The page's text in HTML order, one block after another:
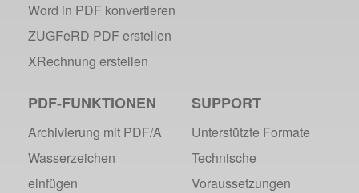
Word in PDF konvertieren
ZUGFeRD PDF erstellen
XRechnung erstellen
PDF-FUNKTIONEN
Archivierung mit PDF/A
Wasserzeichen
einfügen
SUPPORT
Unterstützte Formate
Technische
Voraussetzungen